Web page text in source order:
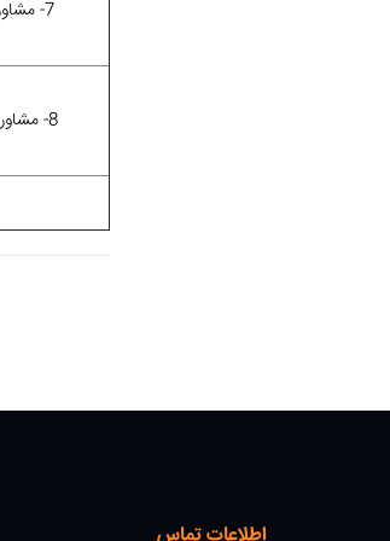
7- مشاور چاپ کتاب
8- مشاور چاپ کتاب